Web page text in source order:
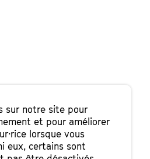
sur notre site pour
et pour améliorer
lorsque vous
eux, certains sont